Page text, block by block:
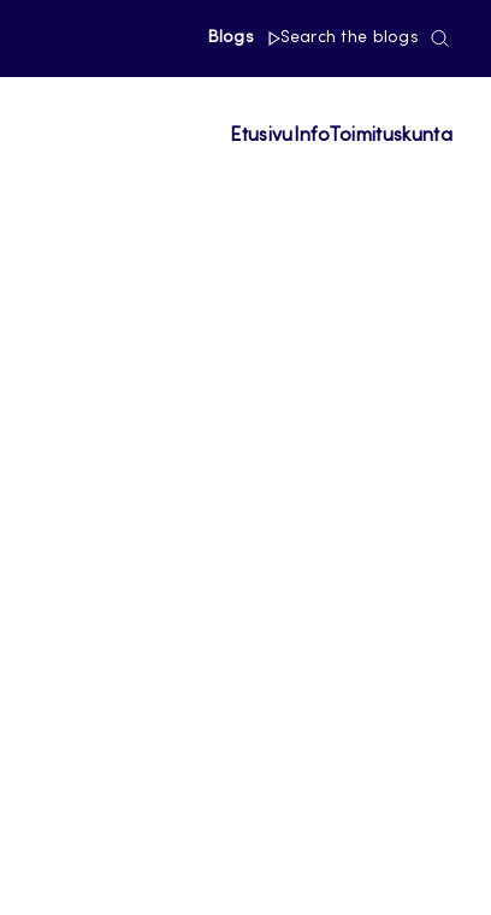
Blogs Search the blogs
Etusivu InfoToimituskunta